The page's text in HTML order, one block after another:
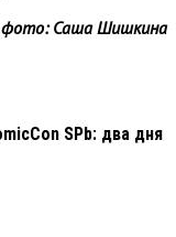
фото: Саша Шишкина
SPb: два дня